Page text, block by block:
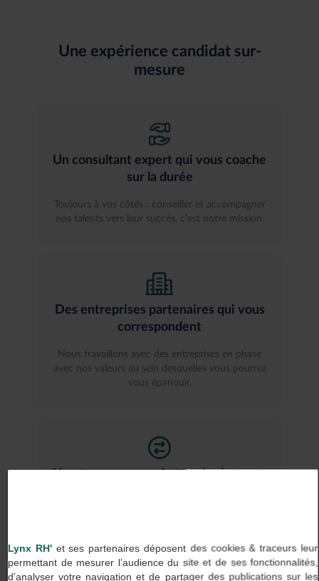
Une expérience candidat sur-
mesure
Un consultant expert qui vous coache
sur la durée
Toujours à vos côtés : conseiller et accompagner
nos talents vers leur succès, c’est notre mission.
Des entreprises partenaires qui vous
correspondent
Nous travaillons avec des entreprises en phase
avec nos valeurs au sein desquelles vous pourrez
vous épanouir.
Une transparence de tous les instants
Lynx RH' et ses partenaires déposent des cookies & traceurs leur
permettant de mesurer l’audience du site et de ses fonctionnalités,
d’analyser votre navigation et de partager des publications sur les